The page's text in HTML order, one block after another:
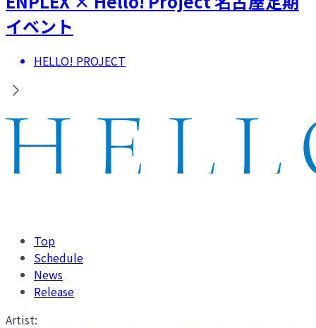
イベント
HELLO! PROJECT
Top
Schedule
News
Release
Artist: